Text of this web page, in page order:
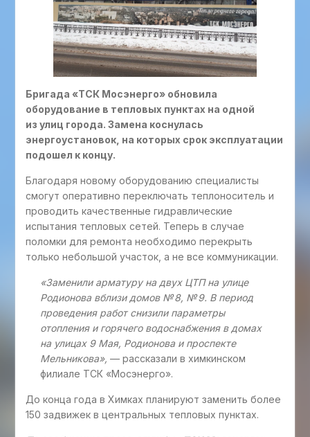
Бригада «ТСК Мосэнерго» обновила
оборудование в тепловых пунктах на одной
из улиц города. Замена коснулась
энергоустановок, на которых срок эксплуатации
подошел к концу.
Благодаря новому оборудованию специалисты
смогут оперативно переключать теплоноситель и
проводить качественные гидравлические
испытания тепловых сетей. Теперь в случае
поломки для ремонта необходимо перекрыть
только небольшой участок, а не все коммуникации.
«Заменили арматуру на двух ЦТП на улице
Родионова вблизи домов № 8, № 9. В период
проведения работ снизили параметры
отопления и горячего водоснабжения в домах
на улицах 9 Мая, Родионова и проспекте
Мельникова», — рассказали в химкинском
филиале ТСК «Мосэнерго».
До конца года в Химках планируют заменить более
150 задвижек в центральных тепловых пунктах.